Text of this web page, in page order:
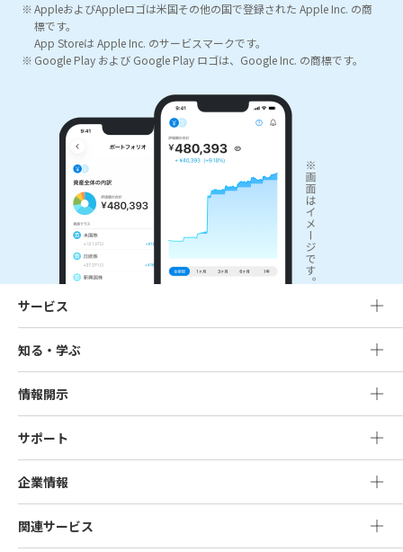
AppleおよびAppleロゴは米国その他の国で登録された Apple Inc. の商
標です。
App Storeは Apple Inc. のサービスマークです。
Google Play および Google Play ロゴは、Google Inc. の商標です。
サービス
知る・学ぶ
情報開示
サポート
企業情報
関連サービス